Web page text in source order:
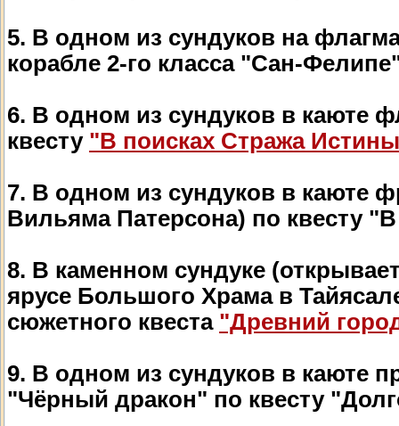
5. В одном из сундуков на
корабле 2-го класса "Сан-
6. В одном из сундуков в каюте
квесту "В поисках Стража
7. В одном из сундуков в каюте
Вильяма Патерсона) по квесту
8. В каменном сундуке
ярусе Большого Храма в
сюжетного квеста "Древний
9. В одном из сундуков в каюте
"Чёрный дракон" по квесту